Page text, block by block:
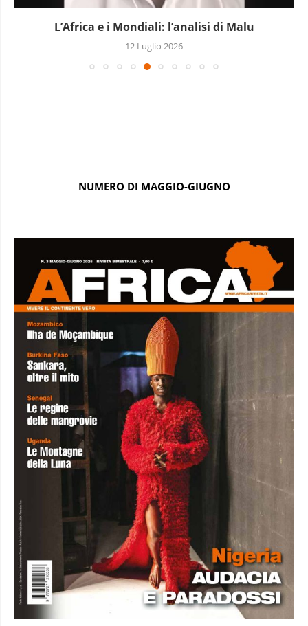
L’Africa e i Mondiali: l’analisi di Malu
12 Luglio 2026
NUMERO DI MAGGIO-GIUGNO